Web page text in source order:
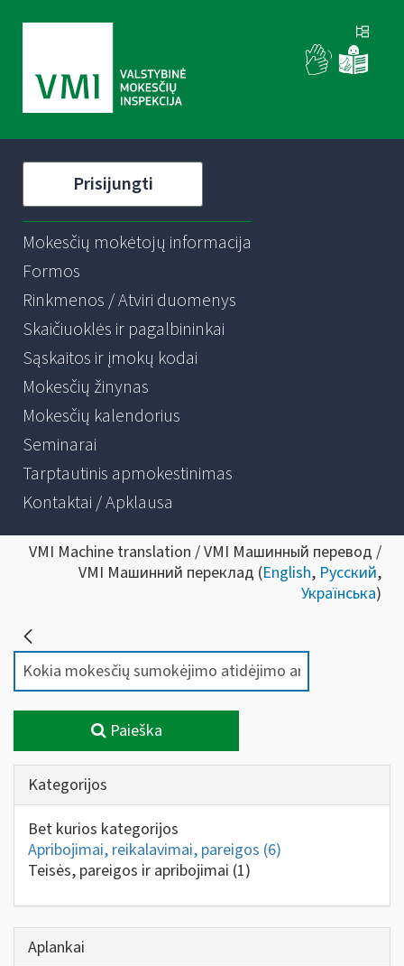
Prisijungti
Mokesčių mokėtojų informacija
Formos
Rinkmenos / Atviri duomenys
Skaičiuoklės ir pagalbininkai
Sąskaitos ir įmokų kodai
Mokesčių žinynas
Mokesčių kalendorius
Seminarai
Tarptautinis apmokestinimas
Kontaktai / Apklausa
VMI Machine translation / VMI Машинный перевод /
VMI Машинний переклад (English, Русский,
Українська)
Paieška
Kategorijos
Bet kurios kategorijos
Apribojimai, reikalavimai, pareigos (6)
Teisės, pareigos ir apribojimai (1)
Aplankai